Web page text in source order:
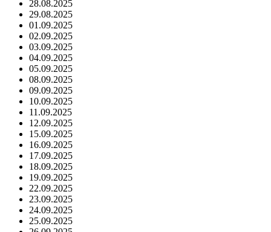
28.08.2025
29.08.2025
01.09.2025
02.09.2025
03.09.2025
04.09.2025
05.09.2025
08.09.2025
09.09.2025
10.09.2025
11.09.2025
12.09.2025
15.09.2025
16.09.2025
17.09.2025
18.09.2025
19.09.2025
22.09.2025
23.09.2025
24.09.2025
25.09.2025